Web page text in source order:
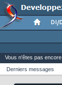
DI/
Vous n'êtes pas
Derniers messages